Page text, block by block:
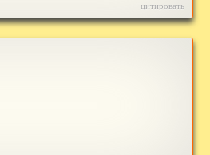
цитировать